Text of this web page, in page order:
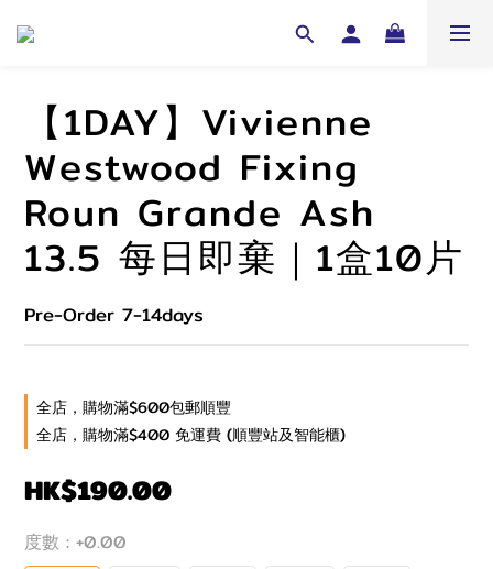
【1DAY】Vivienne
Westwood Fixing
Roun Grande Ash
13.5 每日即棄｜1盒10片
Pre-Order 7-14days
全店，購物滿$600包郵順豐
全店，購物滿$400 免運費 (順豐站及智能櫃)
HK$190.00
度數 : +0.00